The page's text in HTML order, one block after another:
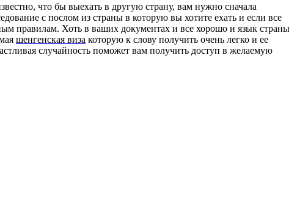
что бы выехать в другую страну, вам нужно сначала
с послом из страны в которую вы хотите ехать и если все
правилам. Хоть в ваших документах и все хорошо и язык страны
шенгенская виза которую к слову получить очень легко и ее
случайность поможет вам получить доступ в желаемую